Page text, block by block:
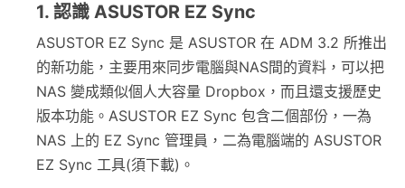
1. 認識 ASUSTOR EZ Sync
ASUSTOR EZ Sync 是 ASUSTOR 在 ADM 3.2 所推出
的新功能，主要用來同步電腦與NAS間的資料，可以把
NAS 變成類似個人大容量 Dropbox，而且還支援歷史
版本功能。ASUSTOR EZ Sync 包含二個部份，一為
NAS 上的 EZ Sync 管理員，二為電腦端的 ASUSTOR
EZ Sync 工具(須下載)。